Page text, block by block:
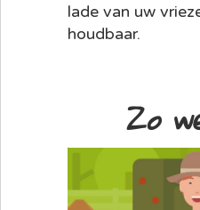
lade van uw
houdbaar.
Zo